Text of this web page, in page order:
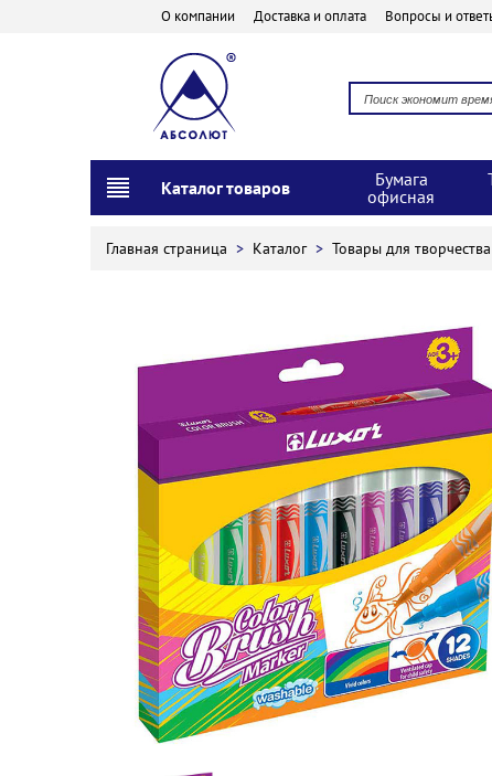
О компании Доставка и оплата Вопросы и
Каталог товаров
Бумага
офисная
Главная страница > Каталог > Товары для